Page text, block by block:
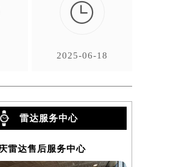

2025-06-18
雷达服务中心
雷达售后服务中心